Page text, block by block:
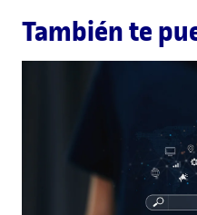
También te